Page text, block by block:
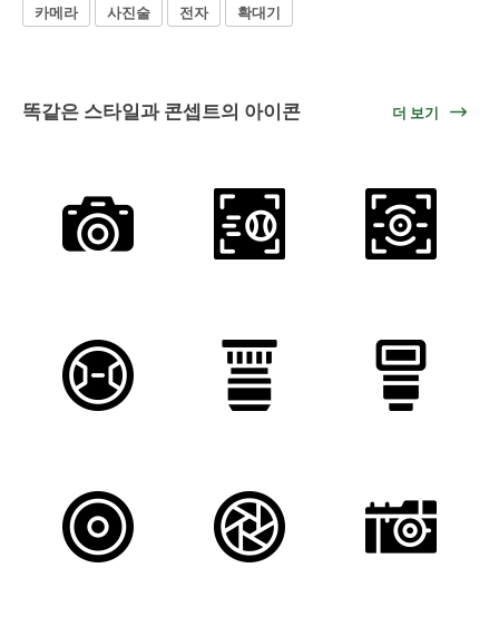
카메라 사진술 전자 확대기
똑같은 스타일과 콘셉트의 아이콘 더 보기